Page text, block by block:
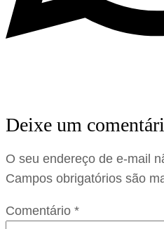
Deixe um
O seu endereço de e-mail
Campos obrigatórios são
Comentário *